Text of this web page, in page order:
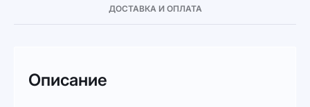
ДОСТАВКА И ОПЛАТА
Описание